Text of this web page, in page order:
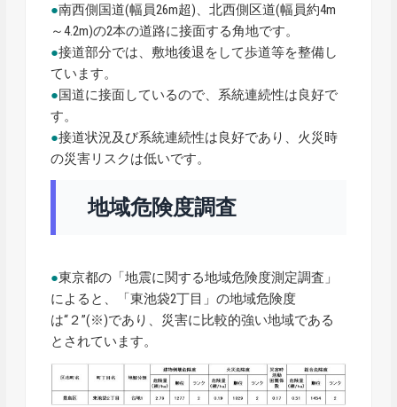
●南西側国道(幅員26m超)、北西側区道(幅員約4m
～4.2m)の2本の道路に接面する角地です。
●接道部分では、敷地後退をして歩道等を整備し
ています。
●国道に接面しているので、系統連続性は良好で
す。
●接道状況及び系統連続性は良好であり、火災時
の災害リスクは低いです。
地域危険度調査
●東京都の「地震に関する地域危険度測定調査」
によると、「東池袋2丁目」の地域危険度
は“２”(※)であり、災害に比較的強い地域である
とされています。